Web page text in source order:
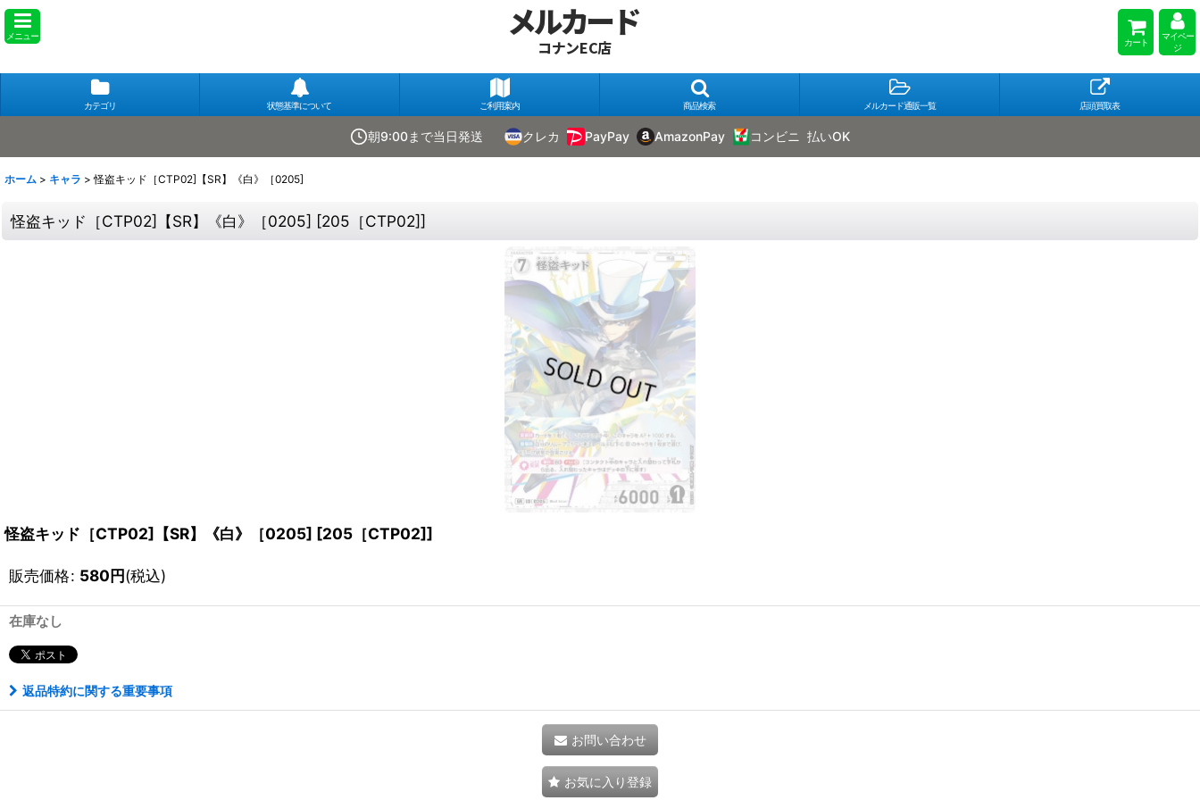
メニュー メルカード
コナンEC店 カート
マイペー
ジ
カテゴリ 状態基準について ご利用案内 商品検索 メルカード通販一覧 店頭買取表
朝9:00まで当日発送 クレカ PayPay AmazonPay コンビニ 払いOK
ホーム > キャラ > 怪盗キッド［CTP02]【SR】《白》［0205]
怪盗キッド［CTP02]【SR】《白》［0205] [205［CTP02]]
怪盗キッド［CTP02]【SR】《白》［0205] [205［CTP02]]
販売価格: 580円(税込)
在庫なし
返品特約に関する重要事項
お問い合わせ
お気に入り登録